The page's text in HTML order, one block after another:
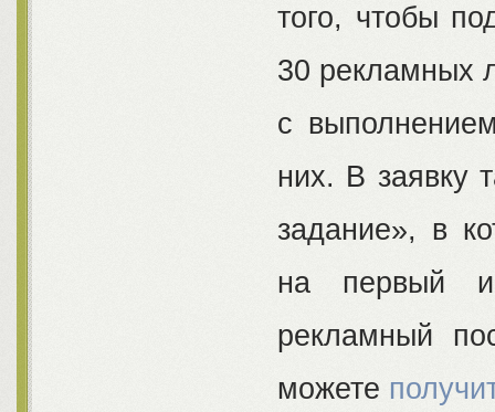
того, чтобы
30 рекламных
с
них. В заявку
задание», в
на первый и
рекламный
можете